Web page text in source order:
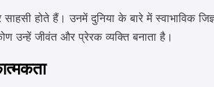
होते हैं। उनमें दुनिया के बारे में स्वाभाविक
उन्हें जीवंत और प्रेरक व्यक्ति बनाता है।